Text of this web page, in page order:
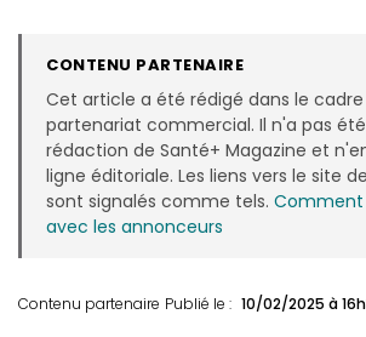
CONTENU PARTENAIRE
Cet article a été rédigé dans le
partenariat commercial. Il n'a pas
rédaction de Santé+ Magazine et
ligne éditoriale. Les liens vers le site
sont signalés comme tels. Comment
avec les annonceurs
Contenu partenaire Publié le : 10/02/2025 à